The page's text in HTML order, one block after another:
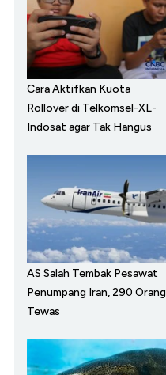
Cara Aktifkan Kuota
Rollover di Telkomsel-XL-
Indosat agar Tak Hangus
AS Salah Tembak Pesawat
Penumpang Iran, 290 Orang
Tewas